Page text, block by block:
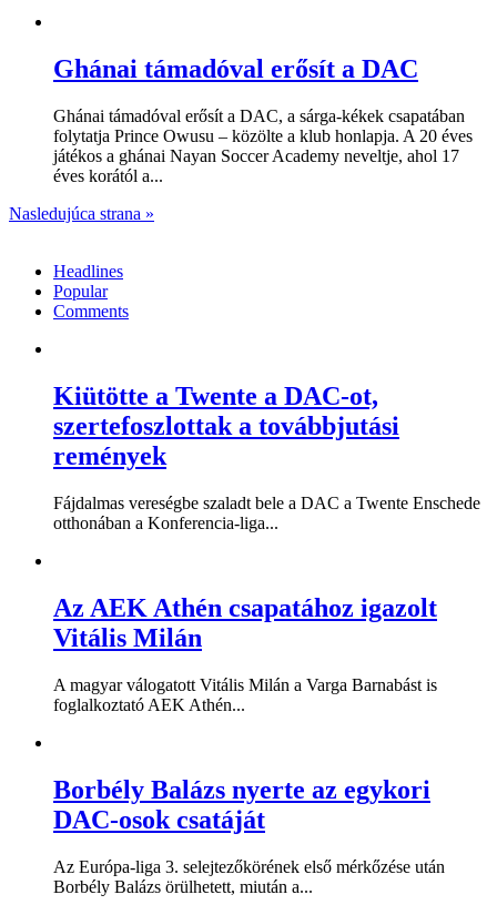
Ghánai támadóval erősít a DAC
Ghánai támadóval erősít a DAC, a sárga-kékek csapatában
folytatja Prince Owusu – közölte a klub honlapja. A 20 éves
játékos a ghánai Nayan Soccer Academy neveltje, ahol 17
éves korától a...
Nasledujúca strana »
Headlines
Popular
Comments
Kiütötte a Twente a DAC-ot,
szertefoszlottak a továbbjutási
remények
Fájdalmas vereségbe szaladt bele a DAC a Twente Enschede
otthonában a Konferencia-liga...
Az AEK Athén csapatához igazolt
Vitális Milán
A magyar válogatott Vitális Milán a Varga Barnabást is
foglalkoztató AEK Athén...
Borbély Balázs nyerte az egykori
DAC-osok csatáját
Az Európa-liga 3. selejtezőkörének első mérkőzése után
Borbély Balázs örülhetett, miután a...